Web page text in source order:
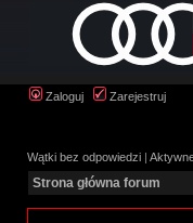
Zaloguj Zarejestruj
Wątki bez odpowiedzi |
Strona główna forum